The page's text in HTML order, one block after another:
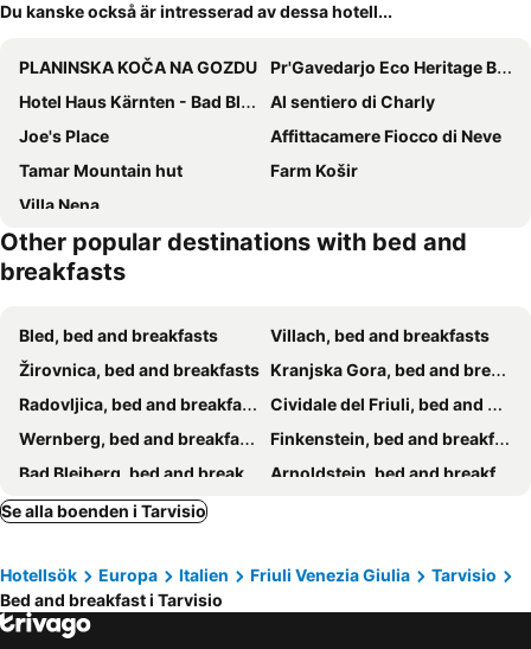
Du kanske också är intresserad av dessa hotell...
PLANINSKA KOČA NA GOZDU
Pr'Gavedarjo Eco Heritage B&B
Hotel Haus Kärnten - Bad Bleiberg
Al sentiero di Charly
Joe's Place
Affittacamere Fiocco di Neve
Tamar Mountain hut
Farm Košir
Villa Nena
Other popular destinations with bed and
breakfasts
Bled, bed and breakfasts
Villach, bed and breakfasts
Žirovnica, bed and breakfasts Kranjska Gora, bed and breakfasts
Radovljica, bed and breakfasts
Cividale del Friuli, bed and breakfasts
Wernberg, bed and breakfasts
Finkenstein, bed and breakfasts
Bad Bleiberg, bed and breakfasts
Arnoldstein, bed and breakfasts
Kobarid, bed and breakfasts
Verzegnis, bed and breakfasts
Bohinj, bed and breakfasts
Velden, bed and breakfasts
Spittal an der Drau, bed and breakfasts
Millstatt, bed and breakfasts
Se alla boenden i Tarvisio
Hotellsök Europa Italien Friuli Venezia Giulia
Tarvisio
Bed and breakfast i Tarvisio